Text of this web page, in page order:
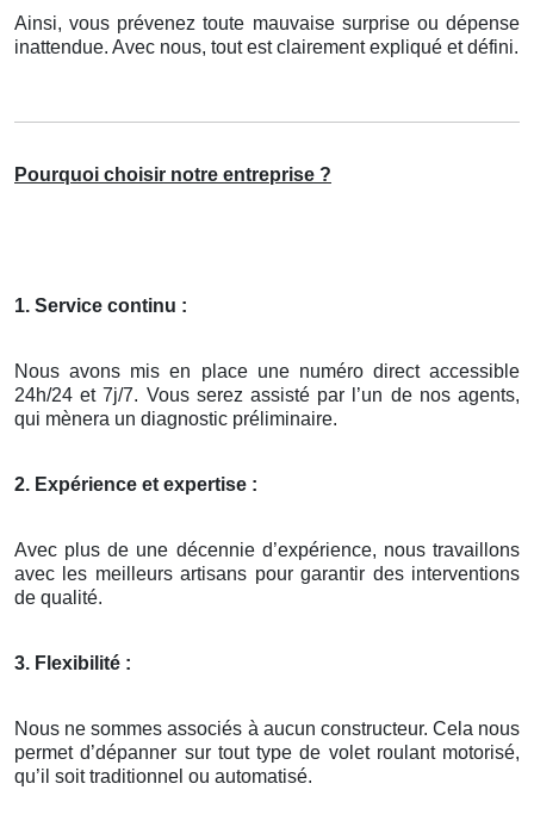
Ainsi, vous prévenez toute mauvaise surprise ou dépense
inattendue. Avec nous, tout est clairement expliqué et défini.
Pourquoi choisir notre entreprise ?
1. Service continu :
Nous avons mis en place une numéro direct accessible
24h/24 et 7j/7. Vous serez assisté par l’un de nos agents,
qui mènera un diagnostic préliminaire.
2. Expérience et expertise :
Avec plus de une décennie d’expérience, nous travaillons
avec les meilleurs artisans pour garantir des interventions
de qualité.
3. Flexibilité :
Nous ne sommes associés à aucun constructeur. Cela nous
permet d’dépanner sur tout type de volet roulant motorisé,
qu’il soit traditionnel ou automatisé.